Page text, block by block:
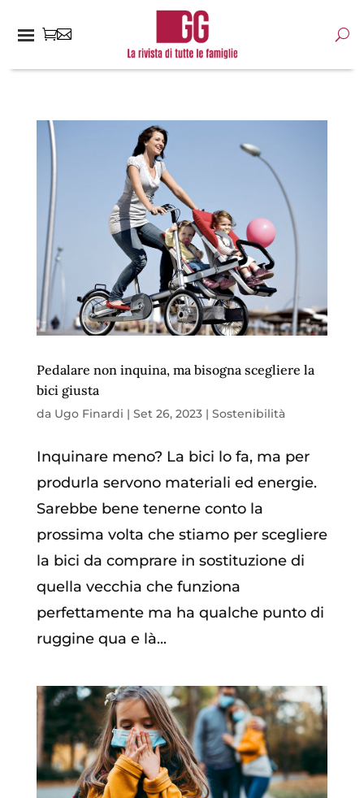
Pedalare non inquina, ma bisogna scegliere la
bici giusta
da Ugo Finardi | Set 26, 2023| Sostenibilità
Inquinare meno? La bici lo fa, ma per
produrla servono materiali ed energie.
Sarebbe bene tenerne conto la
prossima volta che stiamo per scegliere
la bici da comprare in sostituzione di
quella vecchia che funziona
perfettamente ma ha qualche punto di
ruggine qua e là...